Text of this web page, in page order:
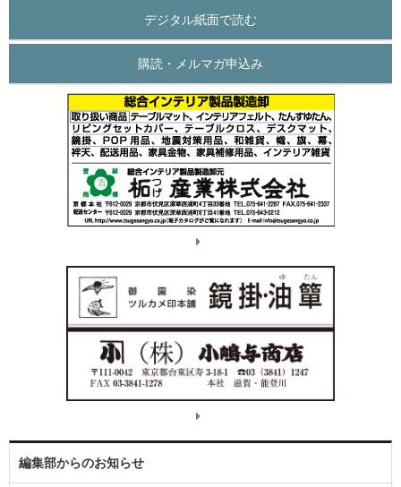
デジタル紙面で読む
購読・メルマガ申込み
編集部からのお知らせ